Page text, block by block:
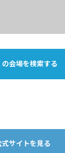
の会場を検索する
式サイトを見る